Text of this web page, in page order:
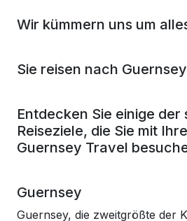
Wir kümmern uns um
Sie reisen nach
Entdecken Sie einige der
Reiseziele, die Sie mit
Guernsey Travel
Guernsey
Guernsey, die zweitgrößte der